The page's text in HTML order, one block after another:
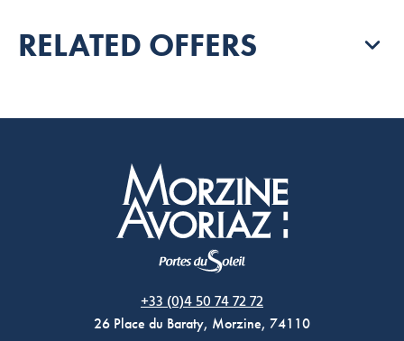
RELATED OFFERS
+33 (0)4 50 74 72 72
26 Place du Baraty, Morzine, 74110